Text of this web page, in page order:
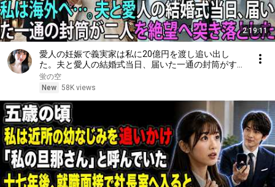
2:19:11
愛人の妊娠で義実家は私に20億円を渡し追い出し
た。夫と愛人の結婚式当日、届いた一通の封筒がすべ
てを終わらせた――| 感動する話 | スカッとする話
蛍の空
New 58K views